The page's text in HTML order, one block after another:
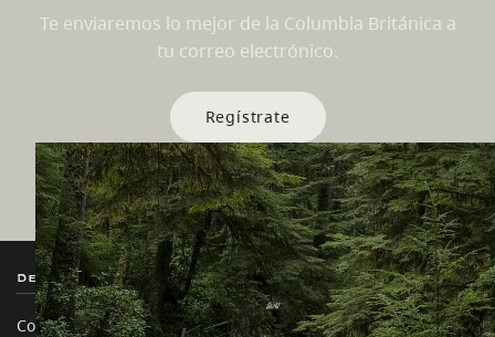
Te enviaremos lo mejor de la Columbia Británica a
tu correo electrónico.
Regístrate
Destination BC
Contáctanos
Nuestros Sitios
Industria de Viajes